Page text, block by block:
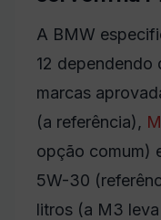
A BMW
12
marcas
(a referência),
opção comum)
5W-30
litros (a M3